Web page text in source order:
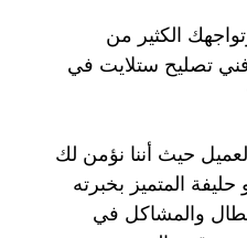
الكثير من
تصليح ستلايت في
حيث أننا نؤمن لك
المتميز بخبرته
والمشاكل في